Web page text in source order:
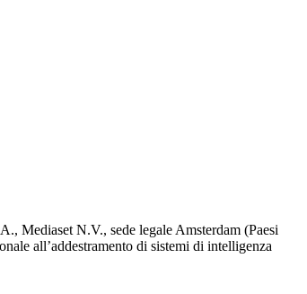
Mediaset N.V., sede legale Amsterdam (Paesi
all’addestramento di sistemi di intelligenza